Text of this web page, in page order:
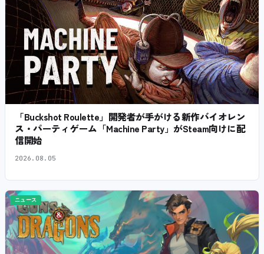
「Buckshot Roulette」開発者が手がける新作バイオレン
ス・パーティゲーム「Machine Party」がSteam向けに配
信開始
2026.08.05
ニュース